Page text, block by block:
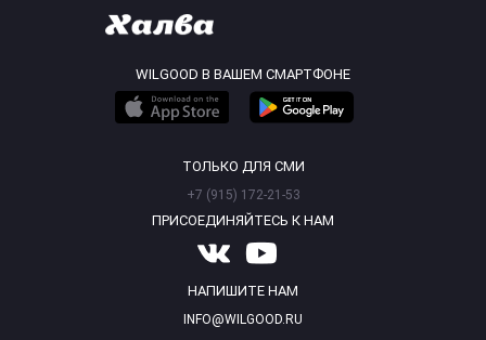
WILGOOD В ВАШЕМ СМАРТФОНЕ
ТОЛЬКО ДЛЯ СМИ
+7 (915) 172-21-53
ПРИСОЕДИНЯЙТЕСЬ К НАМ
НАПИШИТЕ НАМ
INFO@WILGOOD.RU